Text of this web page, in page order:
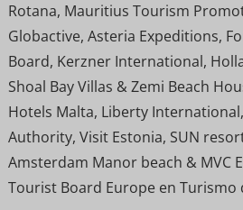
Rotana, Mauritius Tourism
Globactive, Asteria Expeditions,
Board, Kerzner International,
Shoal Bay Villas & Zemi Beach
Hotels Malta, Liberty
Authority, Visit Estonia, SUN
Amsterdam Manor beach & MVC
Tourist Board Europe en Turismo